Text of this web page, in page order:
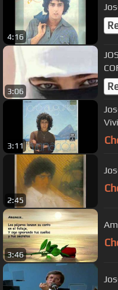
4:16
3:06
JOSÉ
3:11
2:45
3:46